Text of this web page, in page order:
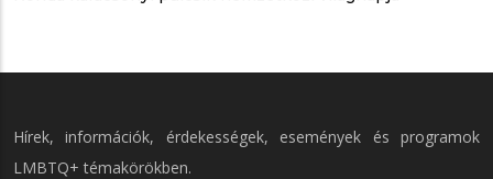
Hírek, információk, érdekességek, események és programok
LMBTQ+ témakörökben.